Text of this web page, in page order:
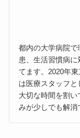
都内の大学病院
患、生活習慣病
てます。2020年
は医療スタッフと
大切な時間を割
みが少しでも解消